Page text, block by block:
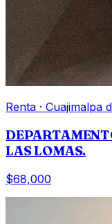
Renta · Cuajimalpa
LAS LOMAS.
$68,000